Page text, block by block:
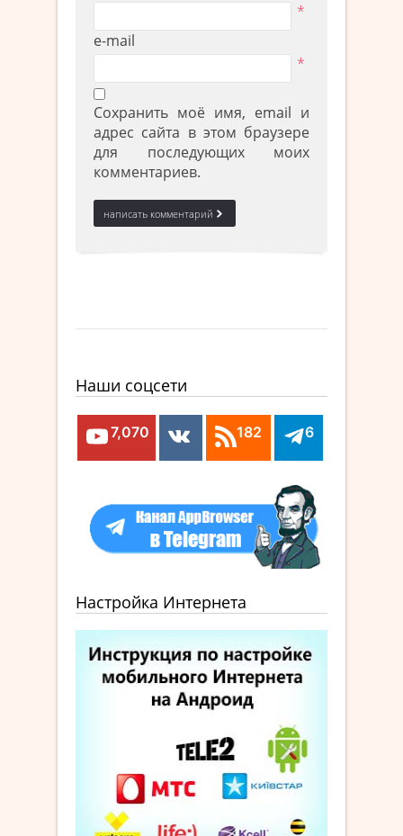
*
e-mail
*
Сохранить моё имя, email и
адрес сайта в этом браузере
для последующих моих
комментариев.
Наши соцсети
7,070 182 6
Настройка Интернета